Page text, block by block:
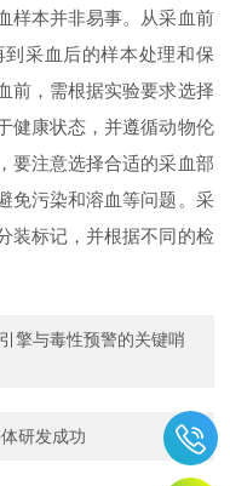
本并非易事。从采血前
采血后的样本处理和保
前，需根据实验要求选择
健康状态，并遵循动物伦
要注意选择合适的采血部
免污染和溶血等问题。采
装标记，并根据不同的检
擎与毒性预警的关键哨
研发成功